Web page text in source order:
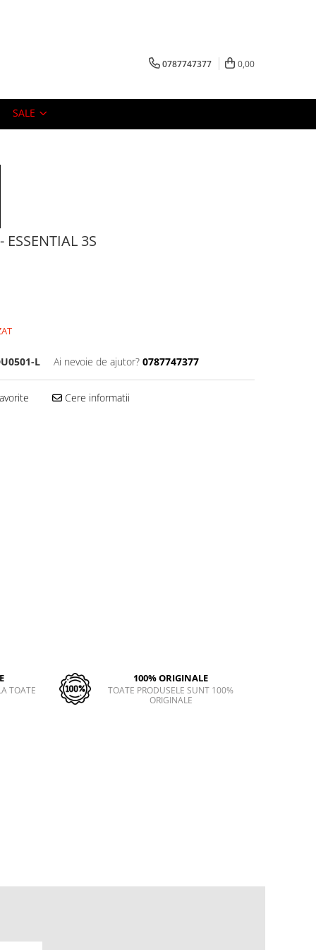
0787747377 0,00
SALE
ESSENTIAL 3S
L Ai nevoie de ajutor? 0787747377
Cere informatii
TOATE
100% ORIGINALE
TOATE PRODUSELE SUNT 100%
ORIGINALE